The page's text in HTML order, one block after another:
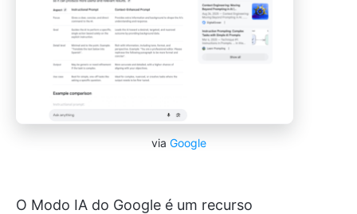
via Google
O Modo IA do Google é um recurso